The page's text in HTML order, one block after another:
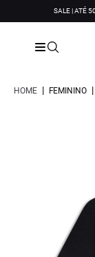
SALE | ATÉ
HOME | FEMININO |